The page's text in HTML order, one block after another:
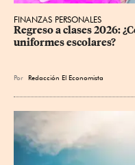
FINANZAS PERSONALES
Regreso a clases 2026:
uniformes escolares?
Por Redacción El Economista